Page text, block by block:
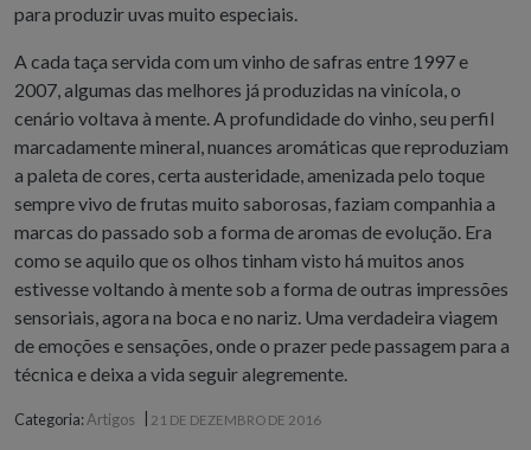
para produzir uvas muito especiais.
A cada taça servida com um vinho de safras entre 1997 e
2007, algumas das melhores já produzidas na vinícola, o
cenário voltava à mente. A profundidade do vinho, seu perfil
marcadamente mineral, nuances aromáticas que reproduziam
a paleta de cores, certa austeridade, amenizada pelo toque
sempre vivo de frutas muito saborosas, faziam companhia a
marcas do passado sob a forma de aromas de evolução. Era
como se aquilo que os olhos tinham visto há muitos anos
estivesse voltando à mente sob a forma de outras impressões
sensoriais, agora na boca e no nariz. Uma verdadeira viagem
de emoções e sensações, onde o prazer pede passagem para a
técnica e deixa a vida seguir alegremente.
Categoria:Artigos 21 DE DEZEMBRO DE 2016